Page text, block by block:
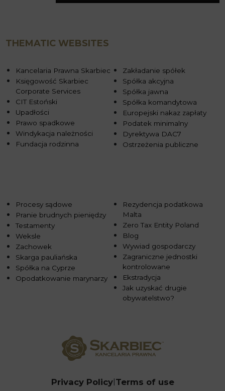
THEMATIC WEBSITES
Kancelaria Prawna Skarbiec
Księgowość Skarbiec
Corporate Services
CIT Estoński
Upadłości
Prawo spadkowe
Windykacja należności
Fundacja rodzinna
Zakładanie spółek
Spółka akcyjna
Spółka jawna
Spółka komandytowa
Europejski nakaz zapłaty
Podatek minimalny
Dyrektywa DAC7
Ostrzeżenia publiczne
Procesy sądowe
Pranie brudnych pieniędzy
Testamenty
Weksle
Zachowek
Skarga pauliańska
Spółka na Cyprze
Opodatkowanie marynarzy
Rezydencja podatkowa
Malta
Zero Tax Entity Poland
Blog
Wywiad gospodarczy
Zagraniczne jednostki
kontrolowane
Ekstradycja
Jak uzyskać drugie
obywatelstwo?
Privacy Policy Terms of use